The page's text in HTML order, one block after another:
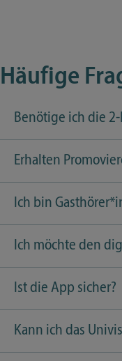
Häufige
Benötige ich die
Erhalten
Ich bin
Ich möchte den
Ist die App sicher?
Kann ich das